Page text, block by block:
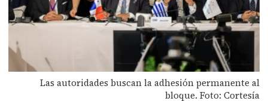
Las autoridades buscan la adhesión permanente al
bloque. Foto: Cortesía